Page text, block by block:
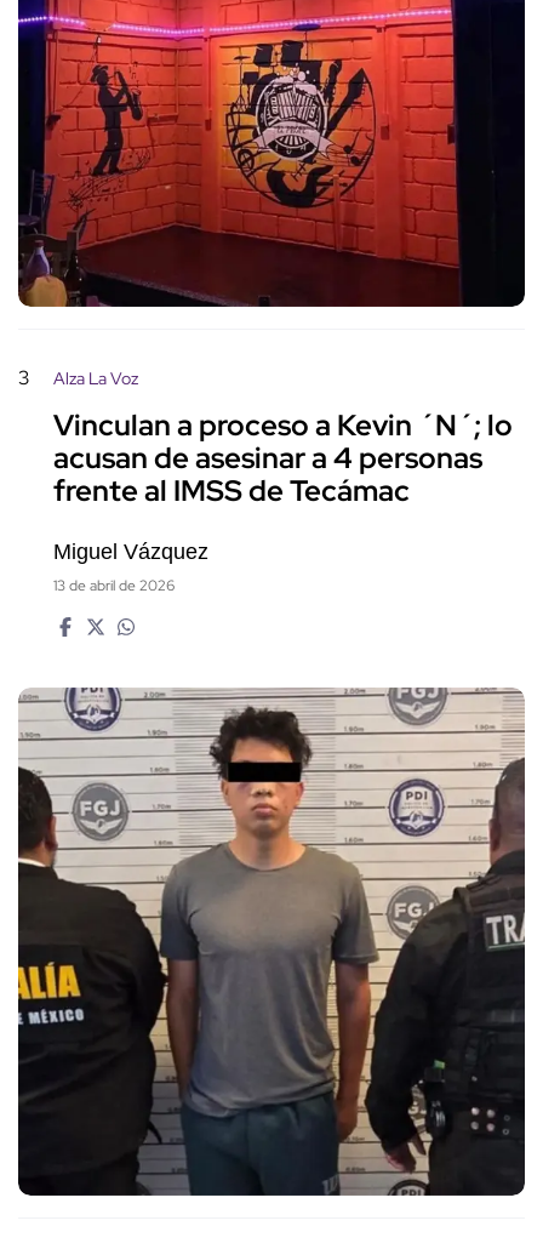
3 Alza La Voz
Vinculan a proceso a Kevin ´N´; lo
acusan de asesinar a 4 personas
frente al IMSS de Tecámac
Miguel Vázquez
13 de abril de 2026